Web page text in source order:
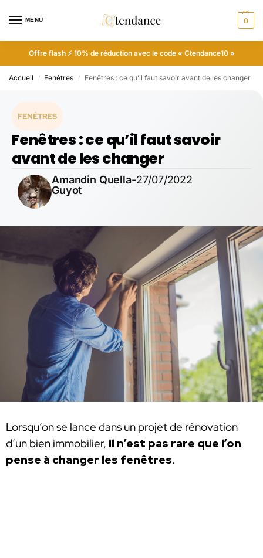
MENU 0
Offre flash ⚡ 10% de réduction avec le code « Ctendance10 »
Accueil / Fenêtres / Fenêtres : ce qu’il faut savoir avant de les changer
FENÊTRES
Fenêtres : ce qu’il faut savoir
avant de les changer
Amandin Quella-
Guyot
27/07/2022
Lorsqu’on se lance dans un projet de rénovation
d’un bien immobilier, il n’est pas rare que l’on
pense à changer les fenêtres.